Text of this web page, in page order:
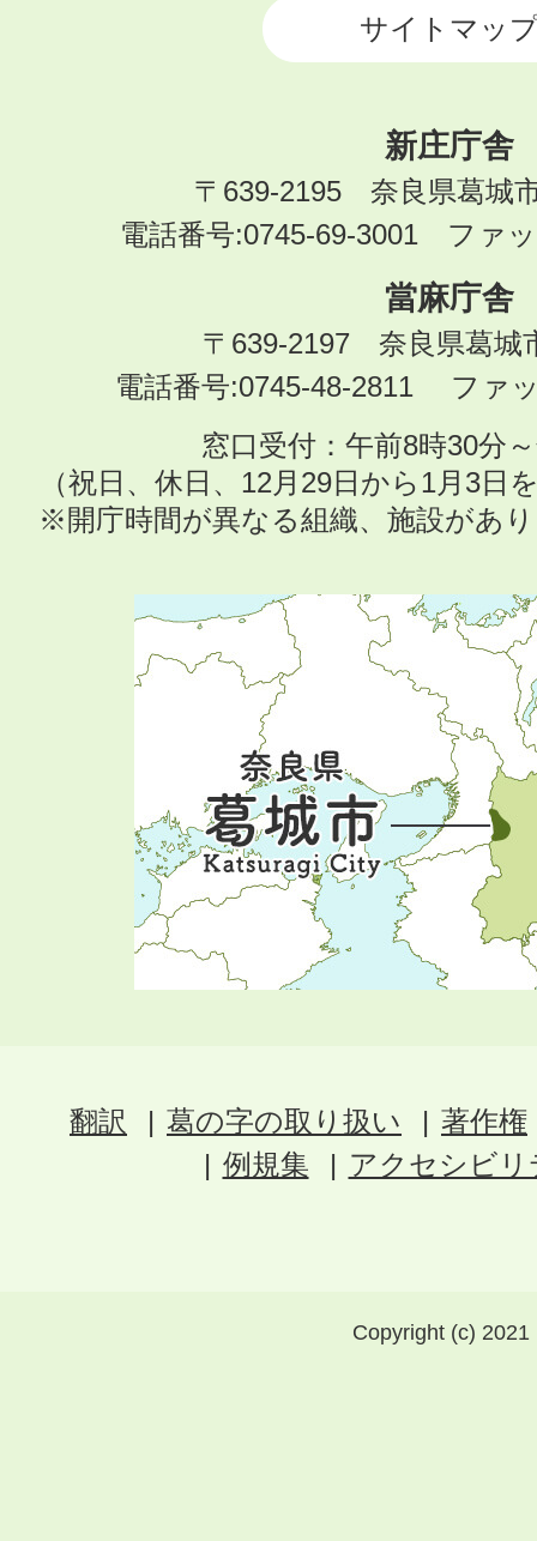
サイトマッ
新庄庁舎
〒639-2195 奈良県葛城
電話番号:0745-69-3001 ファ
當麻庁舎
〒639-2197 奈良県葛城
電話番号:0745-48-2811 ファ
窓口受付：午前8時30分
（祝日、休日、12月29日から1月3日
※開庁時間が異なる組織、施設があ
翻訳 葛の字の取り扱い
著作権
例規集
アクセシビ
Copyright (c)